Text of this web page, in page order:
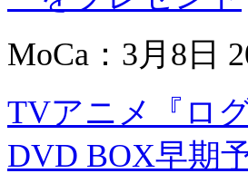
MoCa：3月8日
TVアニメ『ロ
DVD BOX早期